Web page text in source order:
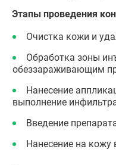
Этапы проведения
Очистка кожи и
Обработка зоны
обеззараживающим
Нанесение
выполнение
Введение
Нанесение на кожу